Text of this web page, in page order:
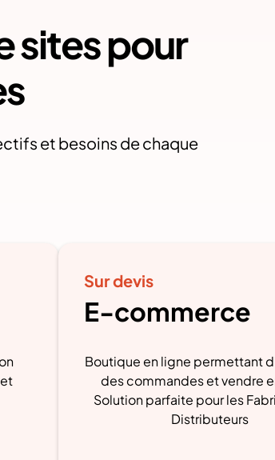
sites pour
et besoins de chaque
Sur devis
E-commerce
Boutique en ligne permettant
des commandes et vendre
Solution parfaite pour les
Distributeurs